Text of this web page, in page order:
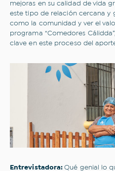
mejoras en su calidad de vida
este tipo de relación cercana y
como la comunidad y ver el
programa “Comedores
clave en este proceso del
Entrevistadora:Qué genial lo